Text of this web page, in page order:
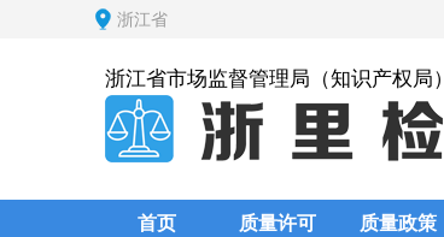
浙江省
浙江省市场监督管理局（知识产权局）
首页 质量许可 质量政策